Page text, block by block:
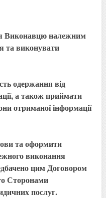
Виконавцю належним
та виконувати
одержання від
а також приймати
отриманої інформації
та оформити
виконання
цим Договором
Сторонами
послуг.